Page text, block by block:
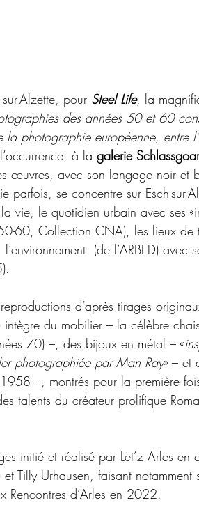
Alzette, pour Steel Life, la
des années 50 et 60
photographie européenne, entre
à la galerie
œuvres, avec son langage noir et
se concentre sur Esch-sur-
vie, le quotidien urbain avec ses
50-60, Collection CNA), les lieux de
(de l’ARBED) avec
d’après tirages
intègre du mobilier – la célèbre
70) –, des bijoux en métal – «
photographiée par Man Ray» – et
1958 –, montrés pour la première
talents du créateur prolifique
initié et réalisé par Lët’z Arles
Tilly Urhausen, faisant notamment
Rencontres d’Arles en 2022.